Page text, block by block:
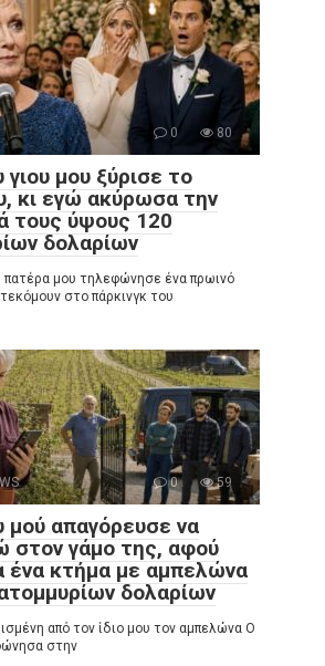
0 80
μου ξύρισε το
κι εγώ ακύρωσα την
τους ύψους 120
δολαρίων
πατέρα μου τηλεφώνησε ένα πρωινό
στο πάρκινγκ του
0 59
μού απαγόρευσε να
στον γάμο της, αφού
ένα κτήμα με αμπελώνα
δολαρίων
από τον ίδιο μου τον αμπελώνα Ο
στην